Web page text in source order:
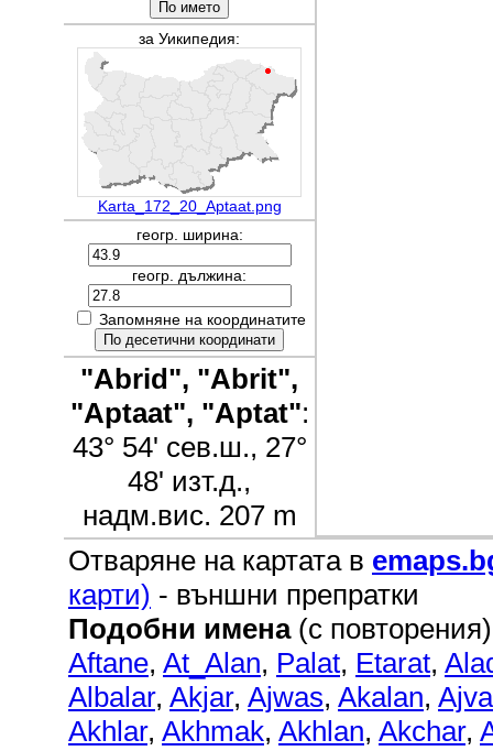
за Уикипедия:
Karta_172_20_Aptaat.png
геогр. ширина:
геогр. дължина:
Запомняне на координатите
"Abrid", "Abrit",
"Aptaat", "Aptat":
43° 54' сев.ш., 27°
48' изт.д.,
надм.вис. 207 m
Отваряне на картата в
карти) - външни препратки
Подобни имена(с
Aftane, At_Alan, Palat, Etarat,
Albalar, Akjar, Ajwas, Akalan,
Akhlar, Akhmak, Akhlan, Akchar,